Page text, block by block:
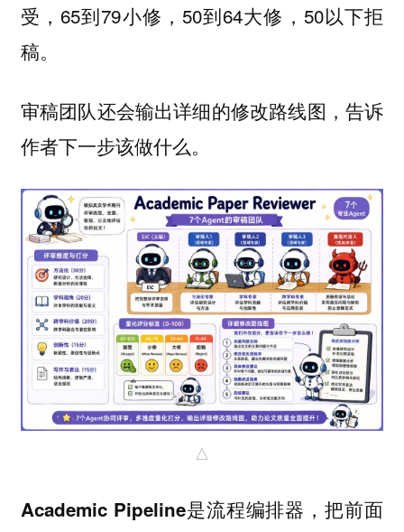
受，65到79小修，50到64大修，50以下拒
稿。
审稿团队还会输出详细的修改路线图，告诉
作者下一步该做什么。
△
Academic Pipeline是流程编排器，把前面